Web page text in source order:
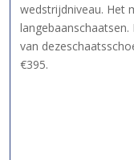
wedstrijdniveau. Het
van
€395.